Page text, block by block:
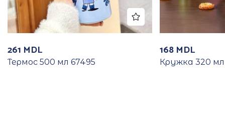
261 MDL
Термос 500 мл 67495
168 MDL
Кружка 320 мл